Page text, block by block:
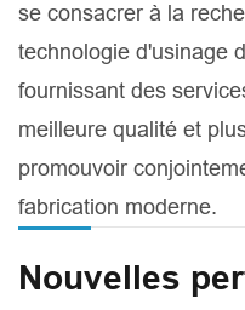
se consacrer à la
technologie d'usinage
fournissant des
meilleure qualité et
promouvoir
fabrication moderne.
Nouvelles